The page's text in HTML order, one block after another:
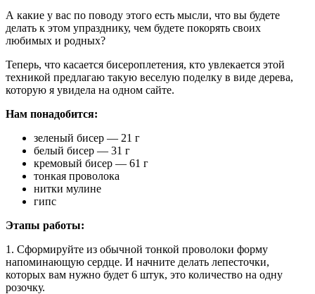
А какие у вас по поводу этого есть мысли, что вы будете
делать к этом упразднику, чем будете покорять своих
любимых и родных?
Теперь, что касается бисероплетения, кто увлекается этой
техникой предлагаю такую веселую поделку в виде дерева,
которую я увидела на одном сайте.
Нам понадобится:
зеленый бисер — 21 г
белый бисер — 31 г
кремовый бисер — 61 г
тонкая проволока
нитки мулине
гипс
Этапы работы:
1. Сформируйте из обычной тонкой проволоки форму
напоминающую сердце. И начните делать лепесточки,
которых вам нужно будет 6 штук, это количество на одну
розочку.